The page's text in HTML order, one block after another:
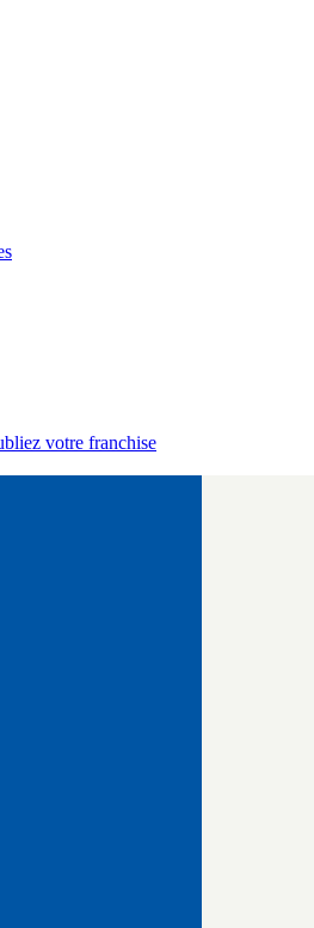
votre franchise